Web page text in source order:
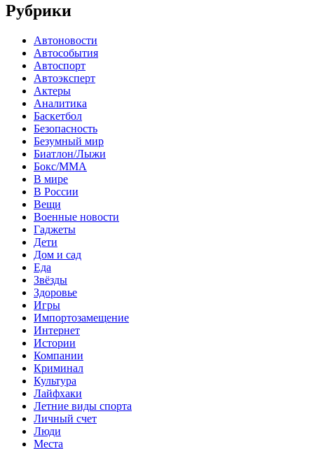
Рубрики
Автоновости
Автособытия
Автоспорт
Автоэксперт
Актеры
Аналитика
Баскетбол
Безопасность
Безумный мир
Биатлон/Лыжи
Бокс/MMA
В мире
В России
Вещи
Военные новости
Гаджеты
Дети
Дом и сад
Еда
Звёзды
Здоровье
Игры
Импортозамещение
Интернет
Истории
Компании
Криминал
Культура
Лайфхаки
Летние виды спорта
Личный счет
Люди
Места